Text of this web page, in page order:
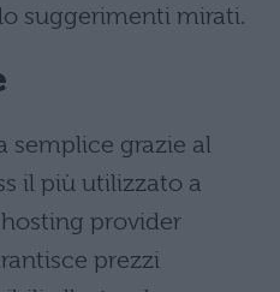
suggerimenti mirati.
semplice grazie al
il più utilizzato a
provider
prezzi